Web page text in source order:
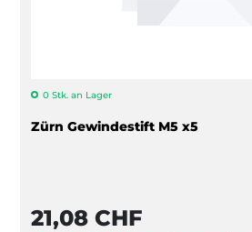
0 Stk. an Lager
Zürn Gewindestift M5 x5
21,08 CHF